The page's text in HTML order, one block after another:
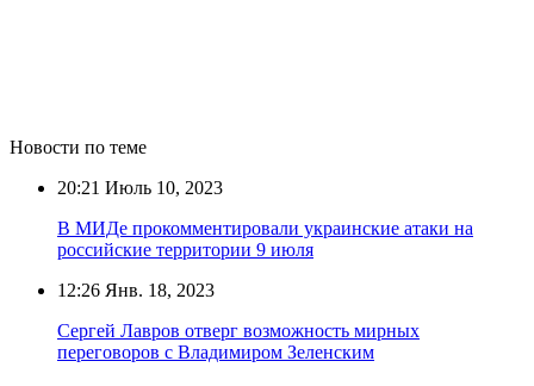
Новости по теме
20:21 Июль 10, 2023
В МИДе прокомментировали украинские атаки на
российские территории 9 июля
12:26 Янв. 18, 2023
Сергей Лавров отверг возможность мирных
переговоров с Владимиром Зеленским